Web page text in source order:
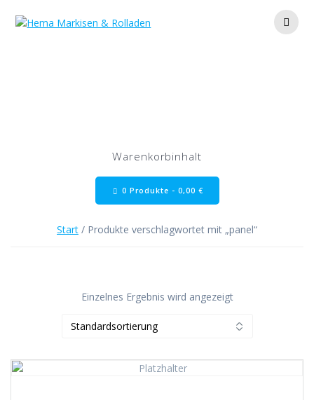
Warenkorbinhalt
0 Produkte - 0,00 €
Start / Produkte verschlagwortet mit „panel“
Einzelnes Ergebnis wird angezeigt